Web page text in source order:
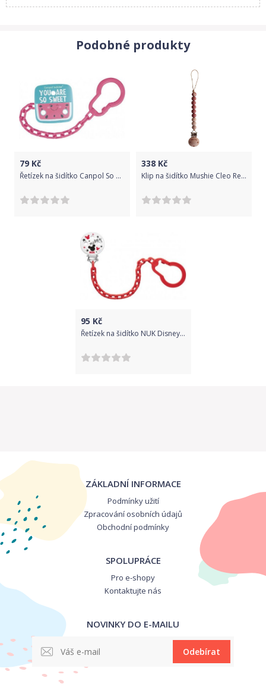
Podobné produkty
79 Kč
Řetízek na šidítko Canpol So Cool Watermelon 2019
338 Kč
Klip na šidítko Mushie Cleo Redwood
95 Kč
Řetízek na šidítko NUK Disney Mickey červený, Červená
ZÁKLADNÍ INFORMACE
Podmínky užití
Zpracování osobních údajů
Obchodní podmínky
SPOLUPRÁCE
Pro e-shopy
Kontaktujte nás
NOVINKY DO E-MAILU
Odebírat